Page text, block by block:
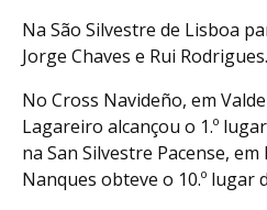
Na São Silvestre de Lisboa
Jorge Chaves e Rui Rodrigues.
No Cross Navideño, em
Lagareiro alcançou o 1.º
na San Silvestre Pacense, em
Nanques obteve o 10.º lugar